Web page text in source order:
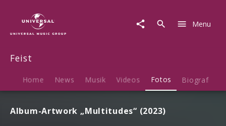
Menu
Feist
Home News Musik Videos Fotos Biografie
Album-Artwork „Multitudes“ (2023)